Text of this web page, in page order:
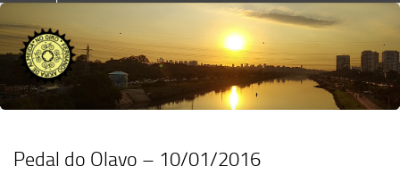
Skip
content
Pedal do Olavo – 10/01/2016